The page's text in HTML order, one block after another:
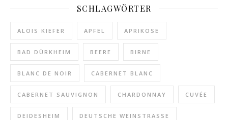
SCHLAGWÖRTER
ALOIS KIEFER APFEL APRIKOSE
BAD DÜRKHEIM BEERE BIRNE
BLANC DE NOIR CABERNET BLANC
CABERNET SAUVIGNON CHARDONNAY CUVÉE
DEIDESHEIM DEUTSCHE WEINSTRASSE